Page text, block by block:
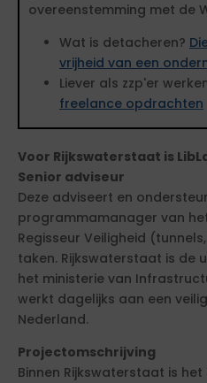
overeenstemming met de
Wat is detacheren?
vrijheid van een
Liever als zzp'er
freelance opdrachten
Voor Rijkswaterstaat is
Senior adviseur
Deze adviseert en
programmamanager van
Regisseur Veiligheid
taken. Rijkswaterstaat is de
het ministerie van
werkt dagelijks aan een
Nederland.
Projectomschrijving
Binnen Rijkswaterstaat is